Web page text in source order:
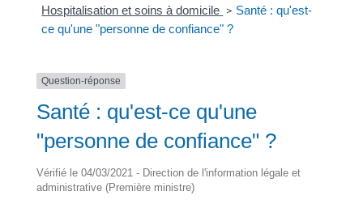
Hospitalisation et soins à domicile > Santé : qu'est-
ce qu'une "personne de confiance" ?
Question-réponse
Santé : qu'est-ce qu'une
"personne de confiance" ?
Vérifié le 04/03/2021 - Direction de l'information légale et
administrative (Première ministre)